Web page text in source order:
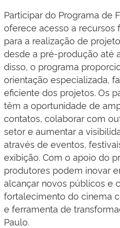
Participar do Programa de
oferece acesso a recursos
para a realização de
desde a pré-produção até
disso, o programa
orientação especializada,
eficiente dos projetos. Os
têm a oportunidade de
contatos, colaborar com
setor e aumentar a
através de eventos,
exibição. Com o apoio do
produtores podem inovar
alcançar novos públicos e
fortalecimento do cinema
e ferramenta de
Paulo.